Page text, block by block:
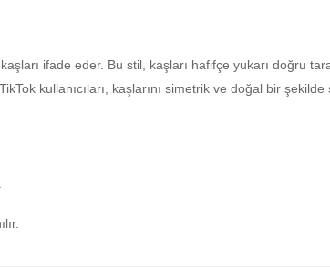
ifade eder. Bu stil, kaşları hafifçe yukarı doğru
kullanıcıları, kaşlarını simetrik ve doğal bir